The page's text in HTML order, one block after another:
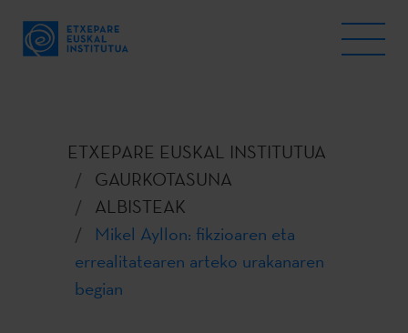
ETXEPARE EUSKAL INSTITUTUA
GAURKOTASUNA
ALBISTEAK
Mikel Ayllon: fikzioaren eta
errealitatearen arteko urakanaren
begian